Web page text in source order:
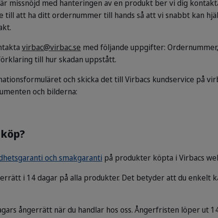
missnöjd med hanteringen av en produkt ber vi dig
till att ha ditt ordernummer till hands så att vi snabbt kan
virbac@virbac.se med följande uppgifter:
till hur skadan uppstått.
och skicka det till Virbacs kundservice på
och bilderna:
och smakgaranti på produkter köpta i Virbacs
i 14 dagar på alla produkter. Det betyder att du enkelt
ångerrätt när du handlar hos oss. Ångerfristen löper ut